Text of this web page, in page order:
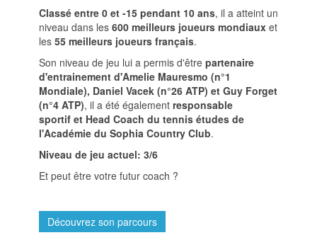
Classé entre 0 et -15 pendant 10 ans, il a atteint un
niveau dans les 600 meilleurs joueurs mondiaux et
les 55 meilleurs joueurs français.
Son niveau de jeu lui a permis d'être partenaire
d'entrainement d'Amelie Mauresmo (n°1
Mondiale), Daniel Vacek (n°26 ATP) et Guy Forget
(n°4 ATP), il a été également responsable
sportif et Head Coach du tennis études de
l'Académie du Sophia Country Club.
Niveau de jeu actuel: 3/6
Et peut être votre futur coach ?
Découvrez son parcours